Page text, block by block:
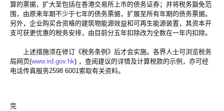
算的票据，扩大至包括在香港交易所上市的债务证券；并将税务豁免范
围，由原来年期不少于七年的债务票据，扩展至所有年期的债务票据。
另外，企业购买合资格的建筑物能源效益和可再生能源装置，其资本开
支可获更优惠的税务安排，由目前分五年扣除改为全数在一年内扣除。
上述措施须在修订《税务条例》后才会实施。各界人士可浏览税务
局网页(www.ird.gov.hk) ，查阅建议的详情及计算税款的示例，亦可经
电话传真服务2598 6001索取有关资料。
完